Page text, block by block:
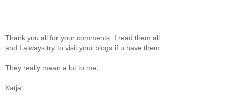
Thank you all for your comments, I read them all
and I always try to visit your blogs if u have them.
They really mean a lot to me,
Katja